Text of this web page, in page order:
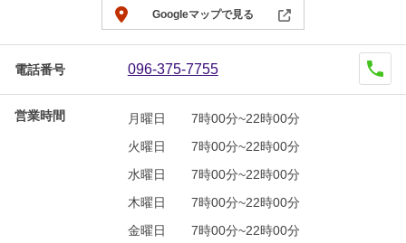
Googleマップで見る
電話番号 096-375-7755
営業時間 月曜日
7時00分~22時00分
火曜日
7時00分~22時00分
水曜日
7時00分~22時00分
木曜日
7時00分~22時00分
金曜日
7時00分~22時00分